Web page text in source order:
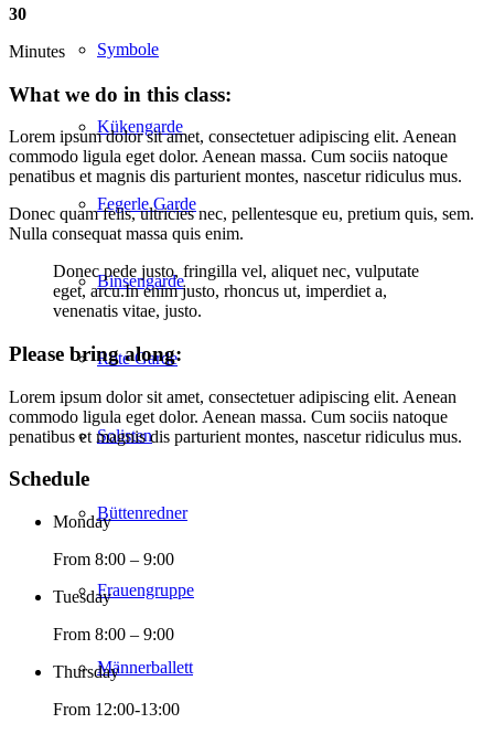
Symbole
Kükengarde
Fegerle Garde
Binsengarde
Rote Garde
Solisten
Büttenredner
Frauengruppe
Männerballett
30
Minutes
What we do in this class:
Lorem ipsum dolor sit amet, consectetuer adipiscing elit. Aenean
commodo ligula eget dolor. Aenean massa. Cum sociis natoque
penatibus et magnis dis parturient montes, nascetur ridiculus mus.
Donec quam felis, ultricies nec, pellentesque eu, pretium quis, sem.
Nulla consequat massa quis enim.
Donec pede justo, fringilla vel, aliquet nec, vulputate
eget, arcu.In enim justo, rhoncus ut, imperdiet a,
venenatis vitae, justo.
Please bring along:
Lorem ipsum dolor sit amet, consectetuer adipiscing elit. Aenean
commodo ligula eget dolor. Aenean massa. Cum sociis natoque
penatibus et magnis dis parturient montes, nascetur ridiculus mus.
Schedule
Monday
From 8:00 – 9:00
Tuesday
From 8:00 – 9:00
Thursday
From 12:00-13:00